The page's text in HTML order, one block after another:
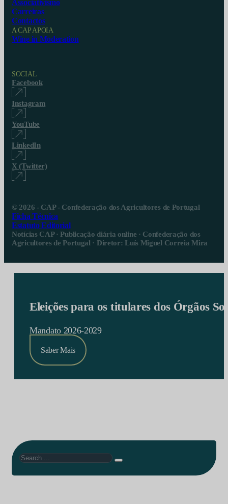
Associativismo
Carreiras
Contactos
A CAP APOIA
Wine in Moderation
SOCIAL
Facebook
Instagram
YouTube
LinkedIn
X (Twitter)
© 2026 - CAP - Confederação dos Agricultores de Portugal
Ficha Técnica
Estatuto Editorial
Notícias CAP · Publicação diária online · Confederação dos
Agricultores de Portugal · Diretor: Luís Miguel Correia Mira
Eleições para os titulares dos Órgãos
Mandato 2026-2029
Saber Mais
Search